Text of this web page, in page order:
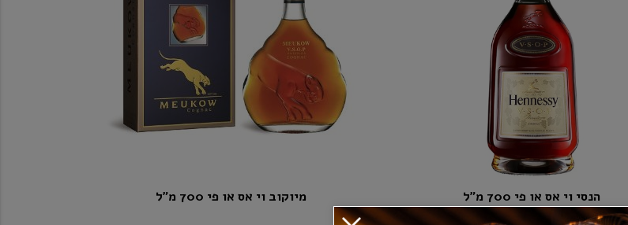
הנסי וי אס או פי 700 מ"ל מיוקוב וי אס או פי 700 מ"ל